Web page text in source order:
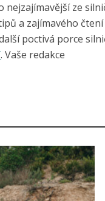
nejzajímavější ze
a zajímavého
poctivá porce
. Vaše redakce